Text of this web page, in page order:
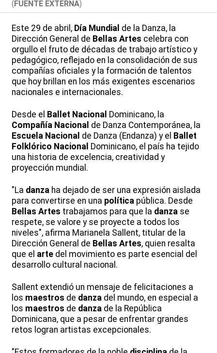
(FUENTE EXTERNA)
Este 29 de abril, Día Mundial de la Danza, la
Dirección General de Bellas Artes celebra con
orgullo el fruto de décadas de trabajo artístico y
pedagógico, reflejado en la consolidación de sus
compañías oficiales y la formación de talentos
que hoy brillan en los más exigentes escenarios
nacionales e internacionales.
Desde el Ballet Nacional Dominicano, la
Compañía Nacional de Danza Contemporánea, la
Escuela Nacional de Danza (Endanza) y el Ballet
Folklórico Nacional Dominicano, el país ha tejido
una historia de excelencia, creatividad y
proyección mundial.
"La danza ha dejado de ser una expresión aislada
para convertirse en una política pública. Desde
Bellas Artes trabajamos para que la danza se
respete, se valore y se proyecte a todos los
niveles", afirma Marianela Sallent, titular de la
Dirección General de Bellas Artes, quien resalta
que el arte del movimiento es parte esencial del
desarrollo cultural nacional.
Sallent extendió un mensaje de felicitaciones a
los maestros de danza del mundo, en especial a
los maestros de danza de la República
Dominicana, que a pesar de enfrentar grandes
retos logran artistas excepcionales.